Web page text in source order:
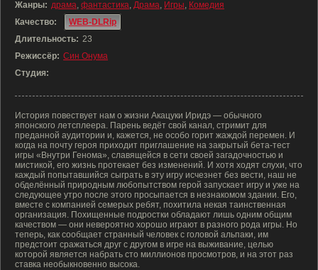
Жанры: драма, фантастика, Драма, Игры, Комедия
Качество:
WEB-DLRip
Длительность: 23
Режиссёр: Син Онума
Студия:
История повествует нам о жизни Акацуки Иридэ — обычного
японского летсплеера. Парень ведёт свой канал, стримит для
преданной аудитории и, кажется, не особо горит жаждой перемен. И
когда на почту героя приходит приглашение на закрытый бета-тест
игры «Внутри Генома», славящейся в сети своей загадочностью и
мистикой, его жизнь протекает без изменений. И хотя ходят слухи, что
каждый попытавшийся сыграть в эту игру исчезнет без вести, наш не
обделённый природным любопытством герой запускает игру и уже на
следующее утро после этого просыпается в незнакомом здании. Его,
вместе с компанией семерых ребят, похитила некая таинственная
организация. Похищенные подростки обладают лишь одним общим
качеством — они невероятно хорошо играют в разного рода игры. Но
теперь, как сообщает странный человек с головой альпаки, им
предстоит сражаться друг с другом в игре на выживание, целью
которой является набрать сто миллионов просмотров, и на этот раз
ставка необыкновенно высока.